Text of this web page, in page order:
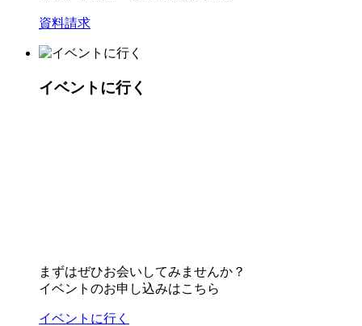
資料請求
イベントに行く
まずはぜひお会いしてみませんか？
イベントのお申し込みはこちら
イベントに行く